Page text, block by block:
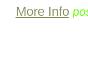
More Info